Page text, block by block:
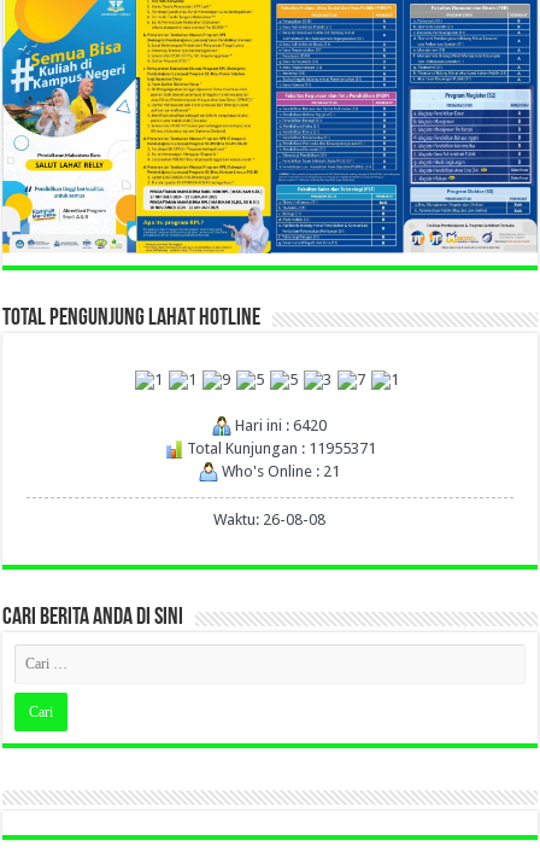
TOTAL PENGUNJUNG LAHAT HOTLINE
Hari ini : 6420
Total Kunjungan : 11955371
Who's Online : 21
Waktu: 26-08-08
CARI BERITA ANDA DI SINI